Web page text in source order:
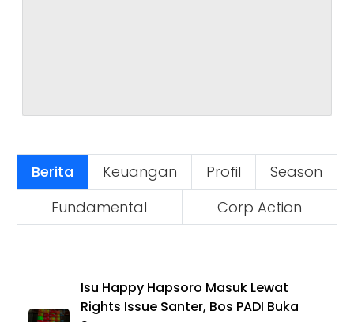
Berita Keuangan Profil
Season
Fundamental
Corp Action
Isu Happy Hapsoro Masuk Lewat
Rights Issue Santer, Bos PADI Buka